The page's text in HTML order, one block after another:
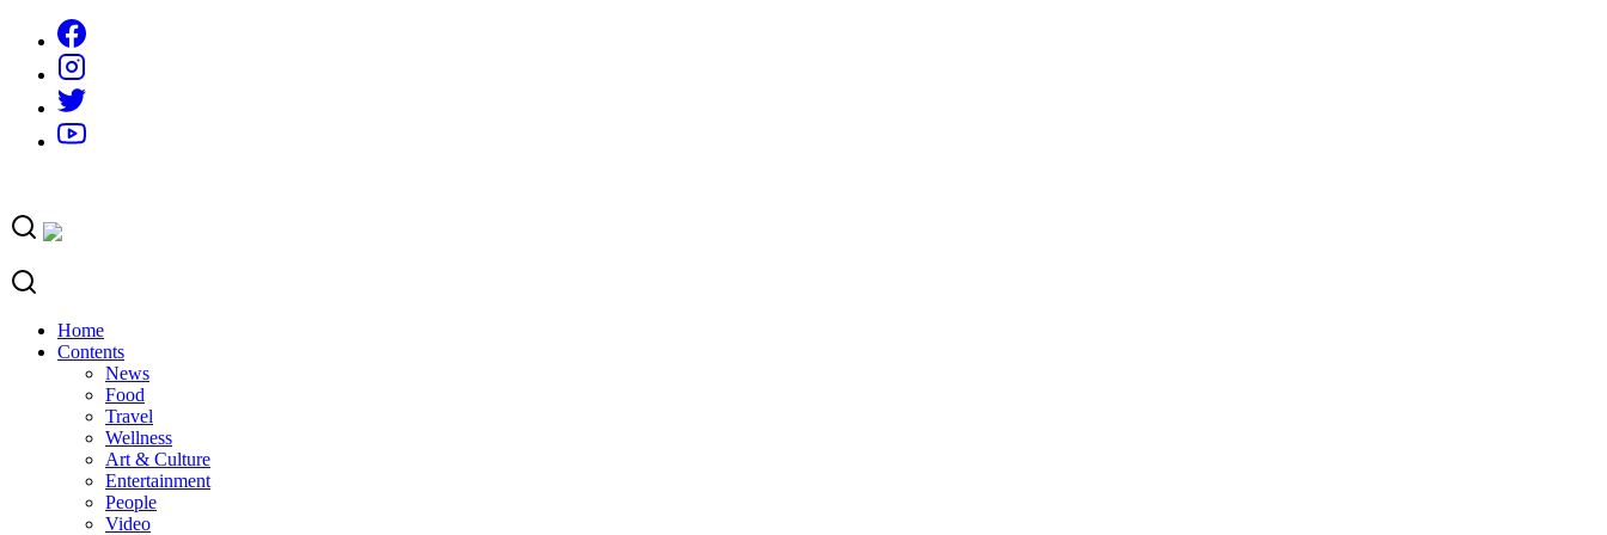
content
Home
Contents
News
Food
Travel
Wellness
Art & Culture
Entertainment
People
Video